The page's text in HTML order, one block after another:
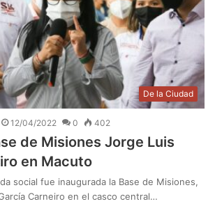
De la Ciudad
12/04/2022 0 402
de Misiones Jorge Luis
en Macuto
social fue inaugurada la Base de Misiones,
Carneiro en el casco central…